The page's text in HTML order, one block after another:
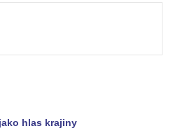
v Nových
hlas krajiny